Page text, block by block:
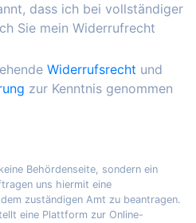
dass ich bei vollständiger
Sie mein Widerrufrecht
Widerrufsrecht und
zur Kenntnis genommen
Behördenseite, sondern ein
uns hiermit eine
zuständigen Amt zu beantragen.
eine Plattform zur Online-